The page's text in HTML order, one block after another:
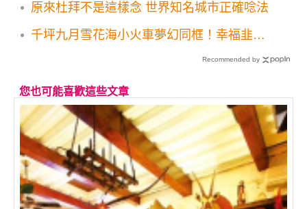
原來杜拜不是這樣念 世界知名城市正確唸法
千坪九月雪花海小火車夢幻同框！幸福韭菜
Recommended by
您也可能喜歡這些文章